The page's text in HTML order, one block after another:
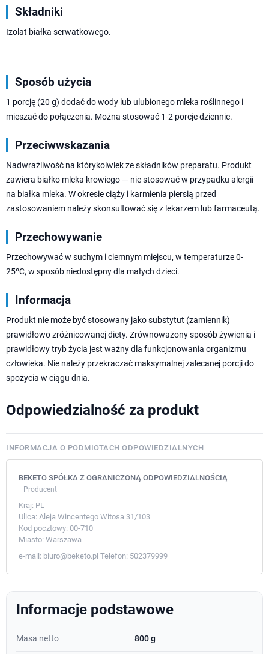
Składniki
Izolat białka serwatkowego.
Sposób użycia
1 porcję (20 g) dodać do wody lub ulubionego mleka roślinnego i
mieszać do połączenia. Można stosować 1-2 porcje dziennie.
Przeciwwskazania
Nadwrażliwość na którykolwiek ze składników preparatu. Produkt
zawiera białko mleka krowiego — nie stosować w przypadku alergii
na białka mleka. W okresie ciąży i karmienia piersią przed
zastosowaniem należy skonsultować się z lekarzem lub farmaceutą.
Przechowywanie
Przechowywać w suchym i ciemnym miejscu, w temperaturze 0-
25ºC, w sposób niedostępny dla małych dzieci.
Informacja
Produkt nie może być stosowany jako substytut (zamiennik)
prawidłowo zróżnicowanej diety. Zrównoważony sposób żywienia i
prawidłowy tryb życia jest ważny dla funkcjonowania organizmu
człowieka. Nie należy przekraczać maksymalnej zalecanej porcji do
spożycia w ciągu dnia.
Odpowiedzialność za produkt
INFORMACJA O PODMIOTACH ODPOWIEDZIALNYCH
BEKETO SPÓŁKA Z OGRANICZONĄ ODPOWIEDZIALNOŚCIĄ
Producent
Kraj: PL
Ulica: Aleja Wincentego Witosa 31/103
Kod pocztowy: 00-710
Miasto: Warszawa
e-mail: biuro@beketo.pl Telefon: 502379999
Informacje podstawowe
Masa netto 800 g